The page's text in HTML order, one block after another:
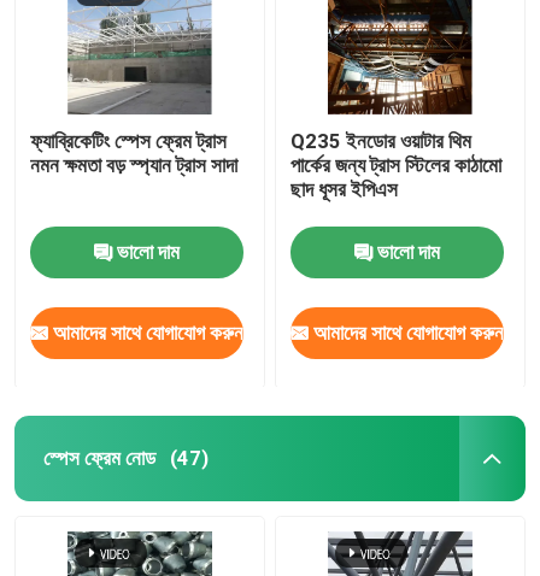
ফ্যাব্রিকেটিং স্পেস ফ্রেম ট্রাস
নমন ক্ষমতা বড় স্প্যান ট্রাস সাদা
ভালো দাম
আমাদের সাথে যোগাযোগ করুন
Q235 ইনডোর ওয়াটার থিম
পার্কের জন্য ট্রাস স্টিলের কাঠামো
ছাদ ধূসর ইপিএস
ভালো দাম
আমাদের সাথে যোগাযোগ করুন
স্পেস ফ্রেম নোড (47)